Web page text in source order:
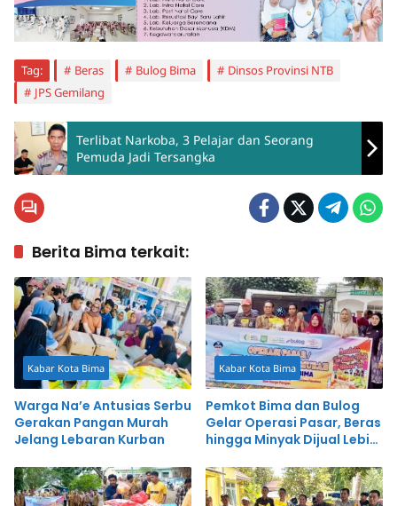
Tag: Beras Bulog Bima
Dinsos Provinsi NTB
JPS Gemilang
Terlibat Narkoba, 3 Pelajar dan Seorang
Pemuda Jadi Tersangka
Berita Bima terkait:
Kabar Kota Bima
Warga Na’e Antusias Serbu
Gerakan Pangan Murah
Jelang Lebaran Kurban
Kabar Kota Bima
Pemkot Bima dan Bulog
Gelar Operasi Pasar, Beras
hingga Minyak Dijual Lebih